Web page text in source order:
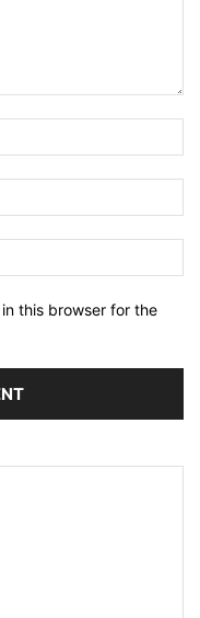
this browser for the